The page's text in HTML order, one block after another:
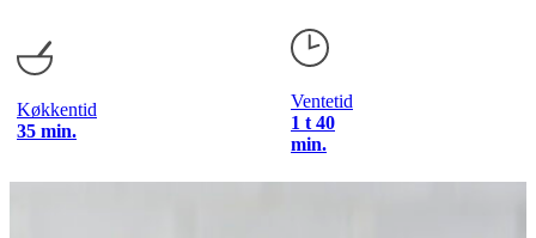
Køkkentid
35 min.
Ventetid
1 t 40
min.